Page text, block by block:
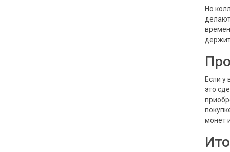
Но
Если у
это
монет